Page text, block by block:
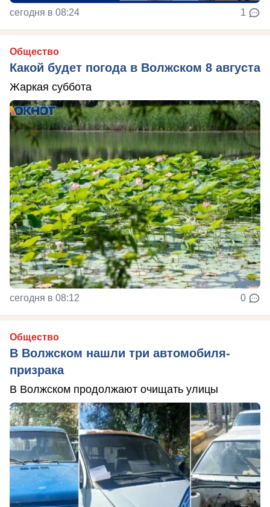
сегодня в 08:24 1
Общество
Какой будет погода в Волжском 8 августа
Жаркая суббота
сегодня в 08:12 0
Общество
В Волжском нашли три автомобиля-
призрака
В Волжском продолжают очищать улицы